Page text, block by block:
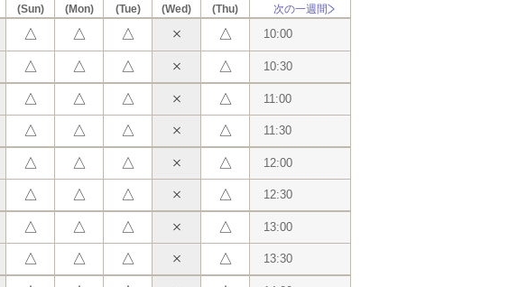
次の一週間
(Sun)
(Mon)
(Tue)
(Wed)
(Thu)
△
△
△
△
△
△
△
△
△
△
△
△
△
△
△
△
△
△
△
△
△
△
△
△
△
△
△
△
△
△
△
△
10:00
10:30
11:00
11:30
12:00
12:30
13:00
13:30